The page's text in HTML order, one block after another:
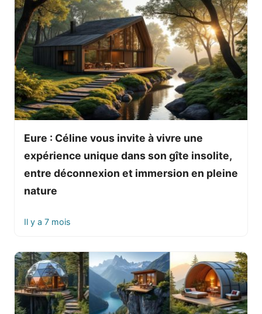
Eure : Céline vous invite à vivre une
expérience unique dans son gîte insolite,
entre déconnexion et immersion en pleine
nature
Il y a 7 mois